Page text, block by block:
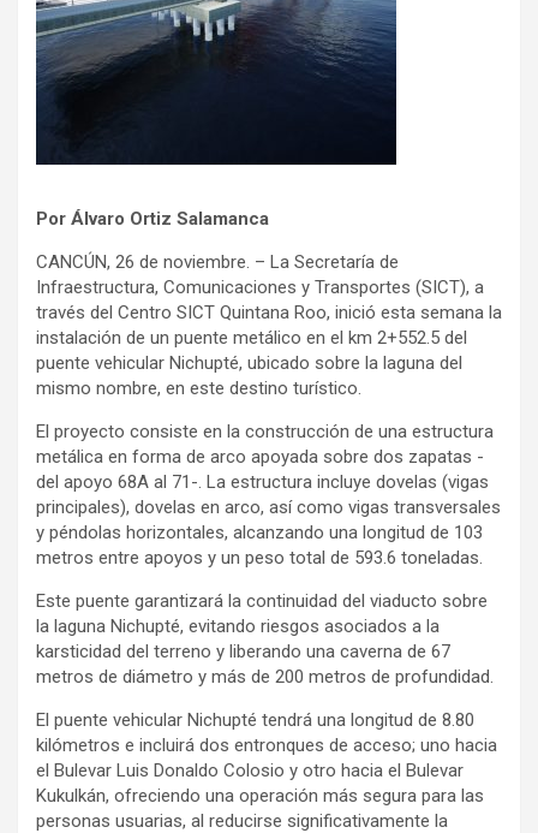
Por Álvaro Ortiz Salamanca
CANCÚN, 26 de noviembre. – La Secretaría de
Infraestructura, Comunicaciones y Transportes (SICT), a
través del Centro SICT Quintana Roo, inició esta semana la
instalación de un puente metálico en el km 2+552.5 del
puente vehicular Nichupté, ubicado sobre la laguna del
mismo nombre, en este destino turístico.
El proyecto consiste en la construcción de una estructura
metálica en forma de arco apoyada sobre dos zapatas -
del apoyo 68A al 71-. La estructura incluye dovelas (vigas
principales), dovelas en arco, así como vigas transversales
y péndolas horizontales, alcanzando una longitud de 103
metros entre apoyos y un peso total de 593.6 toneladas.
Este puente garantizará la continuidad del viaducto sobre
la laguna Nichupté, evitando riesgos asociados a la
karsticidad del terreno y liberando una caverna de 67
metros de diámetro y más de 200 metros de profundidad.
El puente vehicular Nichupté tendrá una longitud de 8.80
kilómetros e incluirá dos entronques de acceso; uno hacia
el Bulevar Luis Donaldo Colosio y otro hacia el Bulevar
Kukulkán, ofreciendo una operación más segura para las
personas usuarias, al reducirse significativamente la